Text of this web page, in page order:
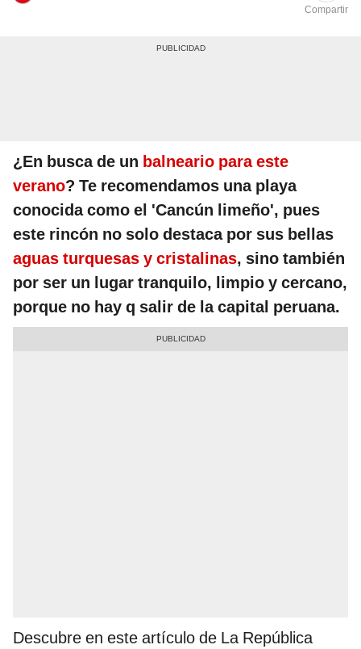
Compartir
¿En busca de un balneario para este
verano? Te recomendamos una playa
conocida como el 'Cancún limeño', pues
este rincón no solo destaca por sus bellas
aguas turquesas y cristalinas, sino también
por ser un lugar tranquilo, limpio y cercano,
porque no hay q salir de la capital peruana.
Descubre en este artículo de La República